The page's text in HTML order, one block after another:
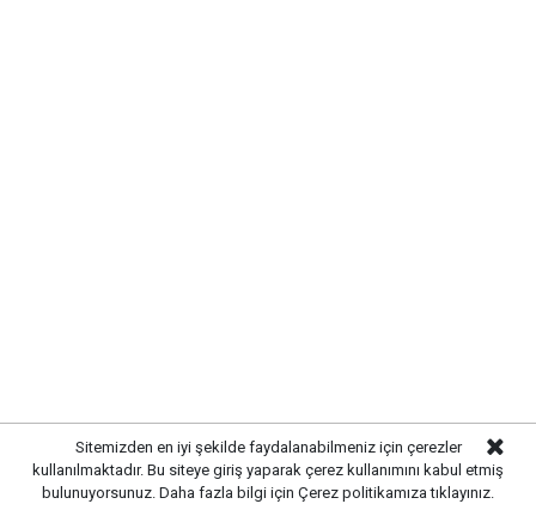
kontrolleri gerçekleştirilirken, yetiştiricilere
hastalıklarla mücadele konusunda bilgilendirmelerde
bulunuldu. Hayvan hareketlerinin takip edilmesi ve
Sitemizden en iyi şekilde faydalanabilmeniz için çerezler
kullanılmaktadır. Bu siteye giriş yaparak çerez kullanımını kabul etmiş
bulunuyorsunuz. Daha fazla bilgi için Çerez politikamıza tıklayınız.